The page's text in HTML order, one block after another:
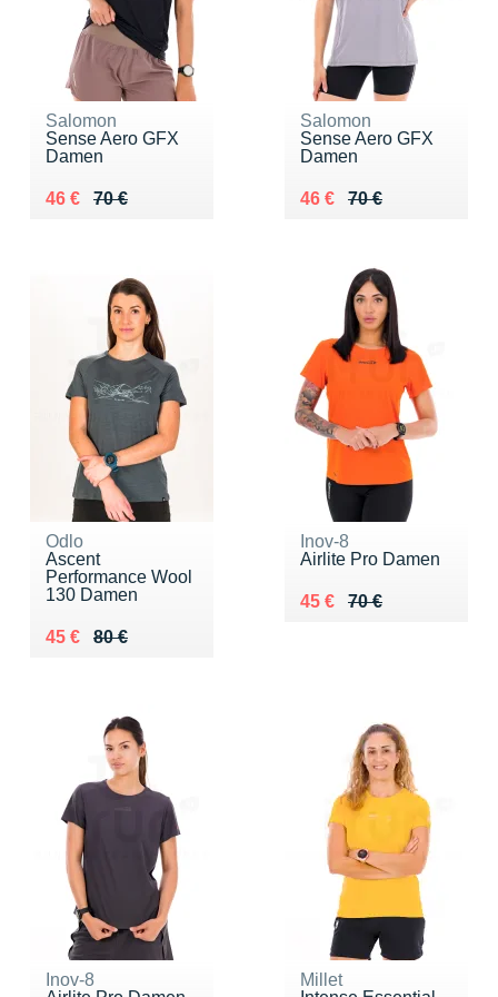
Salomon
Sense Aero GFX
Damen
70 €
Au lieu de 70 €
46 €
Vendu 46 €
Salomon
Sense Aero GFX
Damen
70 €
Au lieu de 70 €
46 €
Vendu 46 €
Odlo
Ascent
Performance Wool
130 Damen
80 €
Au lieu de 80 €
45 €
Vendu 45 €
Inov-8
Airlite Pro Damen
70 €
Au lieu de 70 €
45 €
Vendu 45 €
Inov-8
Millet